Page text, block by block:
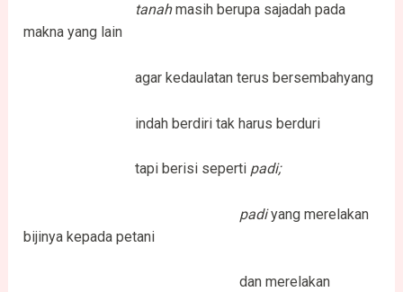
tanahmasih berupa sajadah pada
makna yang lain
agar kedaulatan terus bersembahyang
indah berdiri tak harus berduri
tapi berisi seperti padi;
padiyang merelakan
bijinya kepada petani
dan merelakan